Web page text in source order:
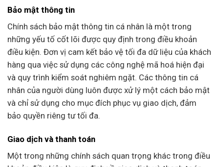
Bảo mật thông tin
Chính sách bảo mật thông tin cá nhân là một trong
những yếu tố cốt lõi được quy định trong điều khoản
điều kiện. Đơn vị cam kết bảo vệ tối đa dữ liệu của khách
hàng qua việc sử dụng các công nghệ mã hoá hiện đại
và quy trình kiểm soát nghiêm ngặt. Các thông tin cá
nhân của người dùng luôn được xử lý một cách bảo mật
và chỉ sử dụng cho mục đích phục vụ giao dịch, đảm
bảo quyền riêng tư tối đa.
Giao dịch và thanh toán
Một trong những chính sách quan trọng khác trong điều